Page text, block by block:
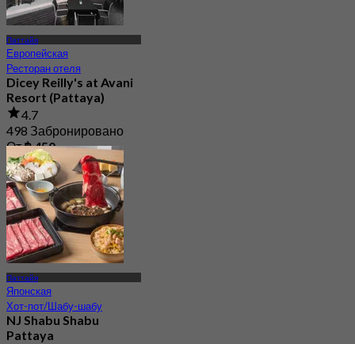
Паттайя
Европейская
Ресторан отеля
Dicey Reilly's at Avani
Resort (Pattaya)
4.7
498 Забронировано
От฿ 450
Паттайя
Японская
Хот-пот/Шабу-шабу
NJ Shabu Shabu
Pattaya